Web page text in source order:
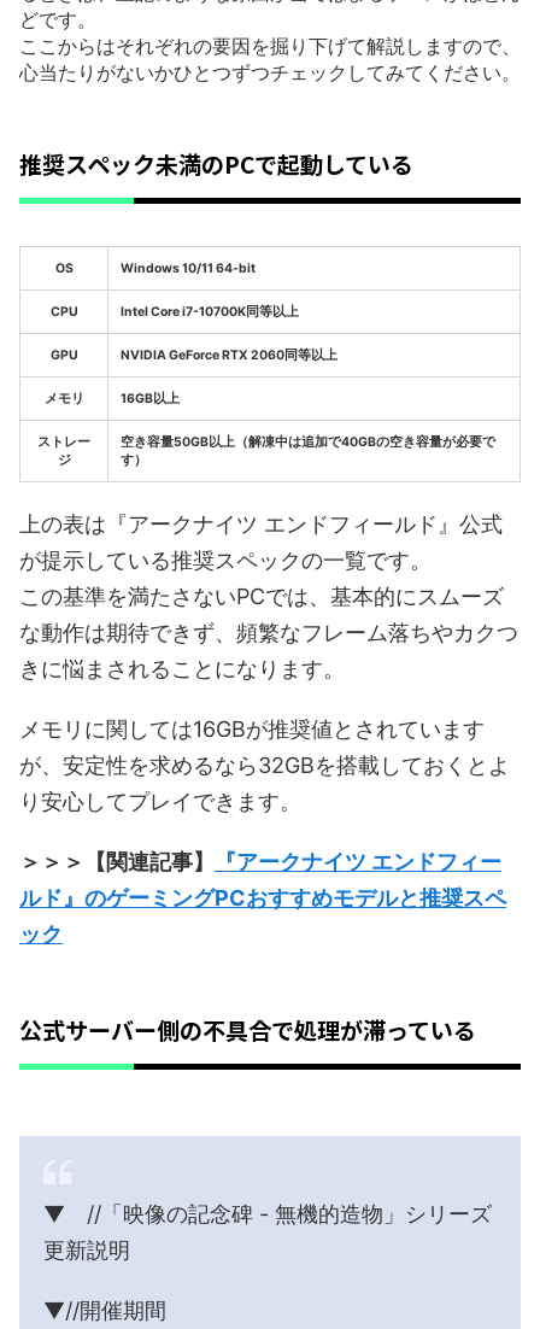
どです。
ここからはそれぞれの要因を掘り下げて解説しますので、
心当たりがないかひとつずつチェックしてみてください。
推奨スペック未満のPCで起動している
OS Windows 10/11 64-bit
CPU Intel Core i7-10700K同等以上
GPU NVIDIA GeForce RTX 2060同等以上
メモリ 16GB以上
ストレー
ジ
空き容量50GB以上（解凍中は追加で40GBの空き容量が必要で
す）
上の表は『アークナイツ エンドフィールド』公式
が提示している推奨スペックの一覧です。
この基準を満たさないPCでは、基本的にスムーズ
な動作は期待できず、頻繁なフレーム落ちやカクつ
きに悩まされることになります。
メモリに関しては16GBが推奨値とされています
が、安定性を求めるなら32GBを搭載しておくとよ
り安心してプレイできます。
＞＞＞【関連記事】
『アークナイツ エンドフィー
ルド』のゲーミングPCおすすめモデルと推奨スペ
ック
公式サーバー側の不具合で処理が滞っている
▼ //「映像の記念碑 - 無機的造物」シリーズ
更新説明
▼//開催期間